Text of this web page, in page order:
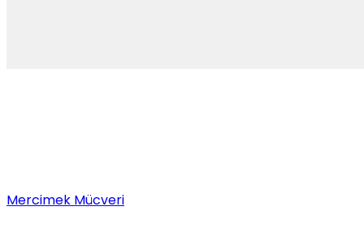
Mercimek Mücveri